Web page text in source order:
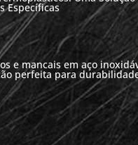
Específicas
e mancais em aço
perfeita para